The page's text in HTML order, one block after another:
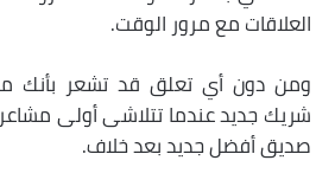
العلاقات مع مرور الوقت.
ومن دون أي تعلق قد تشعر بأنك
شريك جديد عندما تتلاشى أولى
صديق أفضل جديد بعد خلاف.